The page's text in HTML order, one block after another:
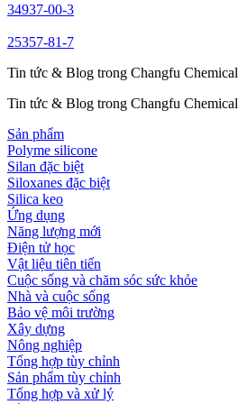
34937-00-3
25357-81-7
Tin tức & Blog trong Changfu Chemical
Tin tức & Blog trong Changfu Chemical
Sản phẩm
Polyme silicone
Silan đặc biệt
Siloxanes đặc biệt
Silica keo
Ứng dụng
Năng lượng mới
Điện tử học
Vật liệu tiên tiến
Cuộc sống và chăm sóc sức khỏe
Nhà và cuộc sống
Bảo vệ môi trường
Xây dựng
Nông nghiệp
Tổng hợp tùy chỉnh
Sản phẩm tùy chỉnh
Tổng hợp và xử lý